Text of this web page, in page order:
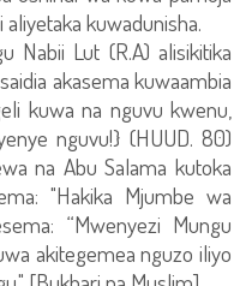
kuwadunisha.
Nabii Lut (R.A) alisikitika
akasema kuwaambia
kuwa na nguvu kwenu,
nguvu!} (HUUD. 80)
na Abu Salama kutoka
"Hakika Mjumbe wa
“Mwenyezi Mungu
akitegemea nguzo iliyo